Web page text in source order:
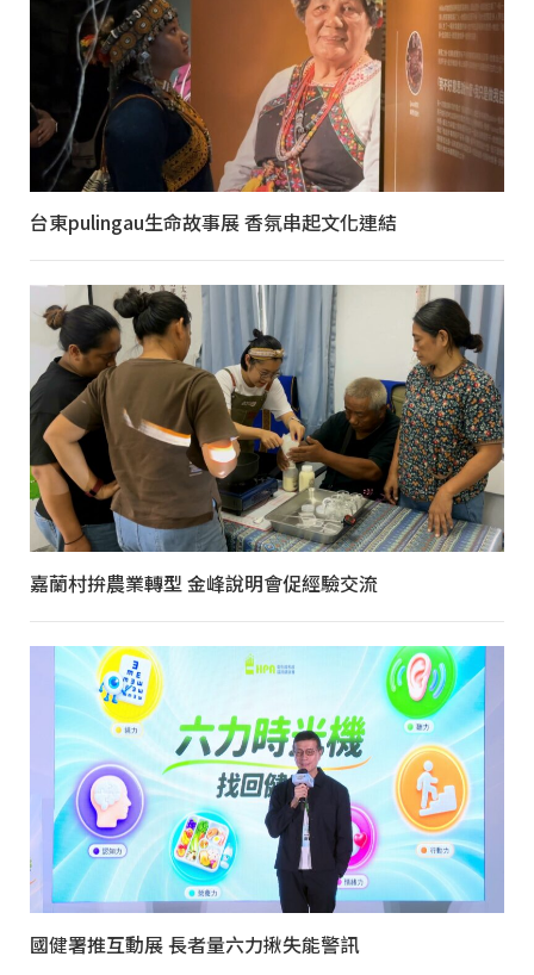
台東pulingau生命故事展 香氛串起文化連結
嘉蘭村拚農業轉型 金峰說明會促經驗交流
國健署推互動展 長者量六力揪失能警訊